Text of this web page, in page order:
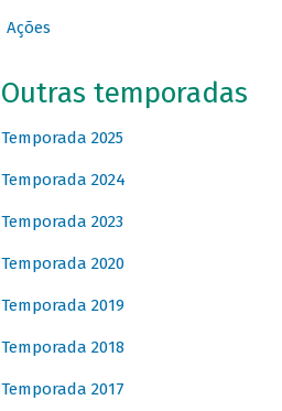
Ações
Outras temporadas
Temporada 2025
Temporada 2024
Temporada 2023
Temporada 2020
Temporada 2019
Temporada 2018
Temporada 2017